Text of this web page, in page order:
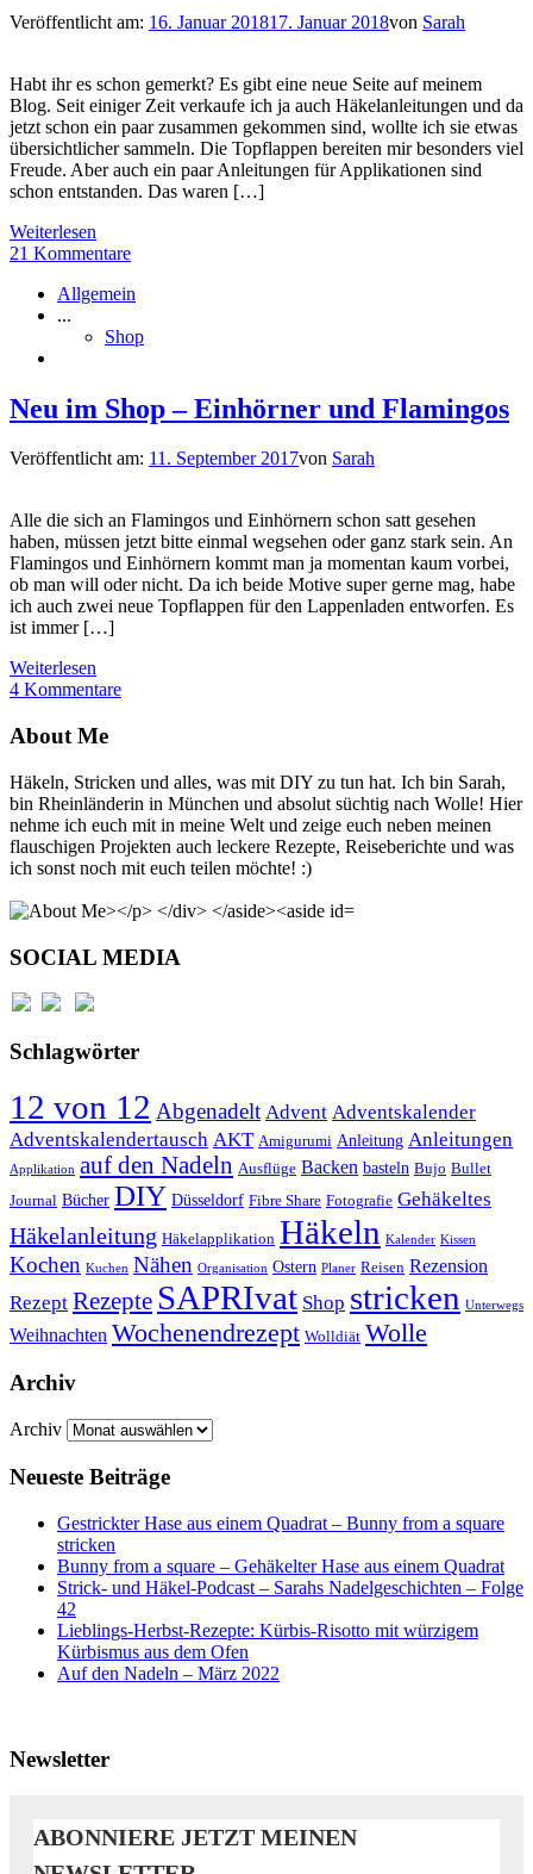
Veröffentlicht am: 16. Januar 201817. Januar 2018von Sarah
Habt ihr es schon gemerkt? Es gibt eine neue Seite auf meinem
Blog. Seit einiger Zeit verkaufe ich ja auch Häkelanleitungen und da
jetzt schon ein paar zusammen gekommen sind, wollte ich sie etwas
übersichtlicher sammeln. Die Topflappen bereiten mir besonders viel
Freude. Aber auch ein paar Anleitungen für Applikationen sind
schon entstanden. Das waren […]
Weiterlesen
21 Kommentare
Allgemein
...
Shop
Neu im Shop – Einhörner und Flamingos
Veröffentlicht am: 11. September 2017von Sarah
Alle die sich an Flamingos und Einhörnern schon satt gesehen
haben, müssen jetzt bitte einmal wegsehen oder ganz stark sein. An
Flamingos und Einhörnern kommt man ja momentan kaum vorbei,
ob man will oder nicht. Da ich beide Motive super gerne mag, habe
ich auch zwei neue Topflappen für den Lappenladen entworfen. Es
ist immer […]
Weiterlesen
4 Kommentare
About Me
Häkeln, Stricken und alles, was mit DIY zu tun hat. Ich bin Sarah,
bin Rheinländerin in München und absolut süchtig nach Wolle! Hier
nehme ich euch mit in meine Welt und zeige euch neben meinen
flauschigen Projekten auch leckere Rezepte, Reiseberichte und was
ich sonst noch mit euch teilen möchte! :)
SOCIAL MEDIA
Schlagwörter
12 von 12 Abgenadelt Advent Adventskalender
Adventskalendertausch AKT Amigurumi Anleitung Anleitungen
Applikation auf den Nadeln Ausflüge Backen basteln Bujo Bullet
Journal Bücher DIY Düsseldorf Fibre Share Fotografie Gehäkeltes
Häkelanleitung Häkelapplikation Häkeln Kalender Kissen
Kochen Kuchen Nähen Organisation Ostern Planer Reisen Rezension
Rezept Rezepte SAPRIvat Shop stricken Unterwegs
Weihnachten Wochenendrezept Wolldiät Wolle
Archiv
Archiv
Neueste Beiträge
Gestrickter Hase aus einem Quadrat – Bunny from a square
stricken
Bunny from a square – Gehäkelter Hase aus einem Quadrat
Strick- und Häkel-Podcast – Sarahs Nadelgeschichten – Folge
42
Lieblings-Herbst-Rezepte: Kürbis-Risotto mit würzigem
Kürbismus aus dem Ofen
Auf den Nadeln – März 2022
Newsletter
ABONNIERE JETZT MEINEN